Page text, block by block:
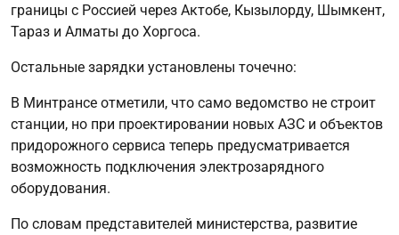
границы с Россией через Актобе, Кызылорду, Шымкент,
Тараз и Алматы до Хоргоса.
Остальные зарядки установлены точечно:
В Минтрансе отметили, что само ведомство не строит
станции, но при проектировании новых АЗС и объектов
придорожного сервиса теперь предусматривается
возможность подключения электрозарядного
оборудования.
По словам представителей министерства, развитие